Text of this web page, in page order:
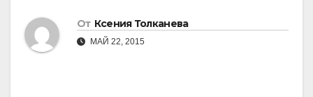
От Ксения Толканева
МАЙ 22, 2015